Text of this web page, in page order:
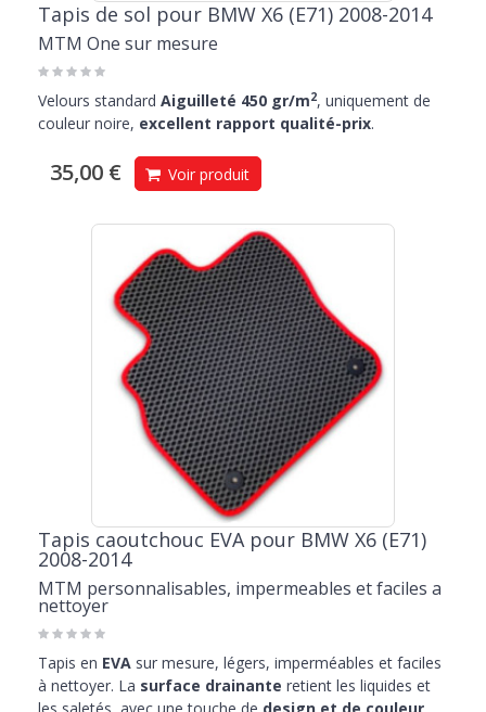
Tapis de sol pour BMW X6 (E71) 2008-2014
MTM One sur mesure
Velours standard Aiguilleté 450 gr/m2, uniquement de
couleur noire, excellent rapport qualité-prix.
35,00 € Voir produit
Tapis caoutchouc EVA pour BMW X6 (E71)
2008-2014
MTM personnalisables, impermeables et faciles a
nettoyer
Tapis en EVA sur mesure, légers, imperméables et faciles
à nettoyer. La surface drainante retient les liquides et